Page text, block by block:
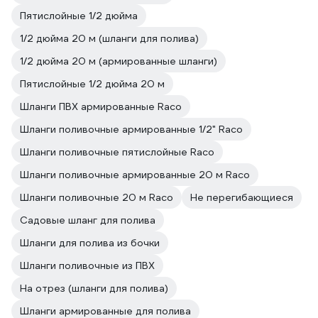
Пятислойные 1/2 дюйма
1/2 дюйма 20 м (шланги для полива)
1/2 дюйма 20 м (армированные шланги)
Пятислойные 1/2 дюйма 20 м
Шланги ПВХ армированные Raco
Шланги поливочные армированные 1/2" Raco
Шланги поливочные пятислойные Raco
Шланги поливочные армированные 20 м Raco
Шланги поливочные 20 м Raco
Не перегибающиеся
Садовые шланг для полива
Шланги для полива из бочки
Шланги поливочные из ПВХ
На отрез (шланги для полива)
Шланги армированные для полива